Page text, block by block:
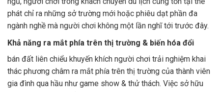
phát chỉ ra những sở trường mới hoặc phiêu dạt phần đa
ngành nghề mà người chơi không một lần nghĩ tới trước đây.
Khả năng ra mắt phía trên thị trường & biến hóa đổi
bán đất liên chiểu khuyến khích người chơi trải nghiệm khai
thác phương châm ra mắt phía trên thị trường của thành viên
gia đình qua hầu như game show & thử thách. Việc sở hữu